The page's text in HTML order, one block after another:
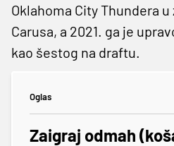
Oklahoma City Thundera
Carusa, a 2021. ga je
kao šestog na draftu.
Oglas
Zaigraj odmah